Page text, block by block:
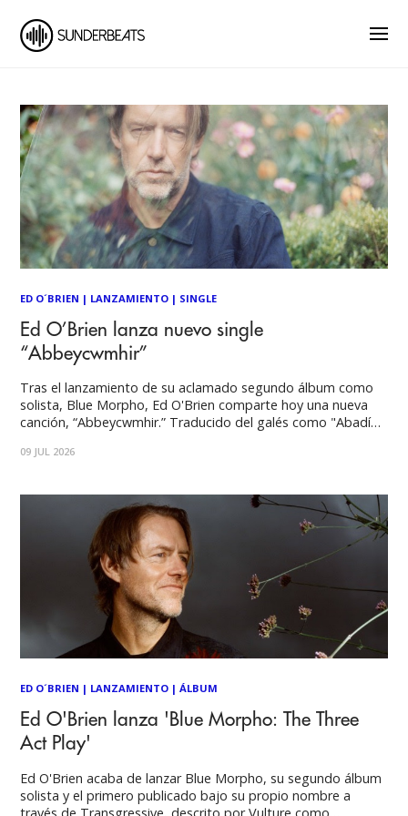
ED O´BRIEN | LANZAMIENTO | SINGLE
Ed O’Brien lanza nuevo single
“Abbeycwmhir”
Tras el lanzamiento de su aclamado segundo álbum como
solista, Blue Morpho, Ed O'Brien comparte hoy una nueva
canción, “Abbeycwmhir.” Traducido del galés como "Abadía
ubicado en el valle del río Nant Clywedog, en Powys, Gales.
09 JUL 2026
ED O´BRIEN | LANZAMIENTO |ÁLBUM
Ed O'Brien lanza 'Blue Morpho: The Three
Act Play'
Ed O'Brien acaba de lanzar Blue Morpho, su segundo álbum
solista y el primero publicado bajo su propio nombre a